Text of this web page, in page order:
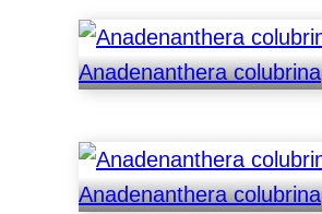
Anadenanthera colubrina
Anadenanthera colubrina